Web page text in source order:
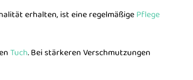
erhalten, ist eine regelmäßigePflege
Tuch. Bei stärkeren Verschmutzungen